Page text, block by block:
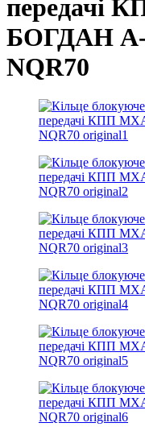
передачі
БОГДАН А-
NQR70